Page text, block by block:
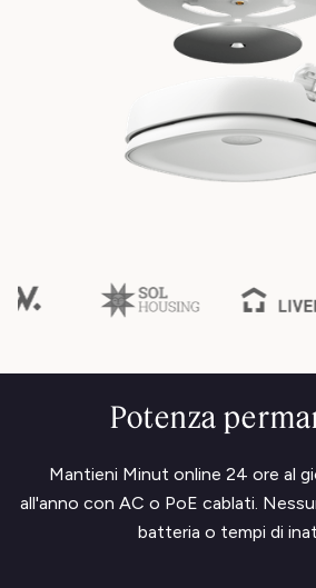
Potenza
Mantieni Minut online 24 ore al
all'anno con AC o PoE cablati.
batteria o tempi di